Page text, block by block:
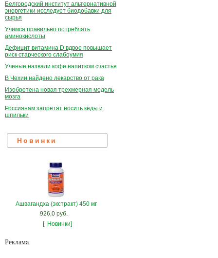
Белгородский институт альтернативной
энергетики исследует биодобавки для
сырья
Учимся правильно потреблять
аминокислоты
Дефицит витамина D вдвое повышает
риск старческого слабоумия
Ученые назвали кофе напитком счастья
В Чехии найдено лекарство от рака
Изобретена новая трехмерная модель
мозга
Россиянам запретят носить кеды и
шпильки
Новинки
Ашвагандха (экстракт) 450 мг
926,0 руб.
[ Новинки]
Рекламa